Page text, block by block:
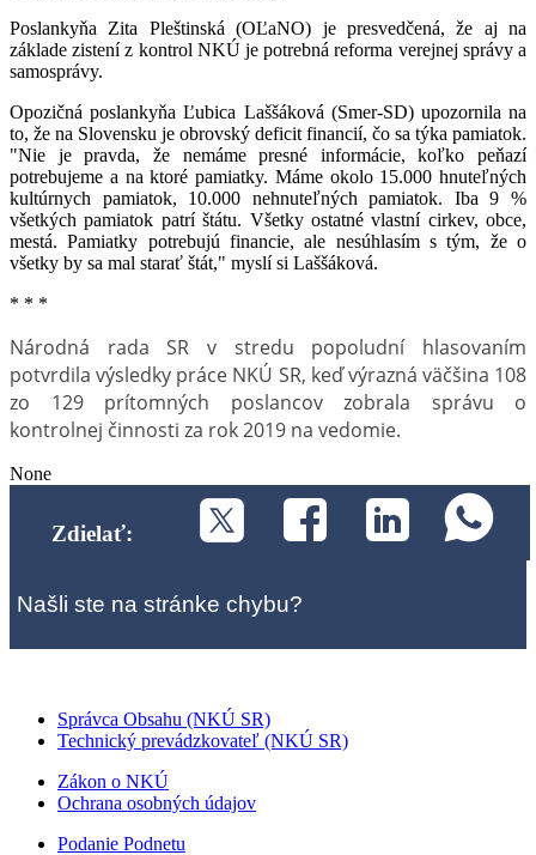
Poslankyňa Zita Pleštinská (OĽaNO) je presvedčená, že aj na
základe zistení z kontrol NKÚ je potrebná reforma verejnej správy a
samosprávy.
Opozičná poslankyňa Ľubica Laššáková (Smer-SD) upozornila na
to, že na Slovensku je obrovský deficit financií, čo sa týka pamiatok.
"Nie je pravda, že nemáme presné informácie, koľko peňazí
potrebujeme a na ktoré pamiatky. Máme okolo 15.000 hnuteľných
kultúrnych pamiatok, 10.000 nehnuteľných pamiatok. Iba 9 %
všetkých pamiatok patrí štátu. Všetky ostatné vlastní cirkev, obce,
mestá. Pamiatky potrebujú financie, ale nesúhlasím s tým, že o
všetky by sa mal starať štát," myslí si Laššáková.
* * *
Národná rada SR v stredu popoludní hlasovaním
potvrdila výsledky práce NKÚ SR, keď výrazná väčšina 108
zo 129 prítomných poslancov zobrala správu o
kontrolnej činnosti za rok 2019 na vedomie.
None
Zdielať:
Našli ste na stránke chybu?
Správca Obsahu (NKÚ SR)
Technický prevádzkovateľ (NKÚ SR)
Zákon o NKÚ
Ochrana osobných údajov
Podanie Podnetu